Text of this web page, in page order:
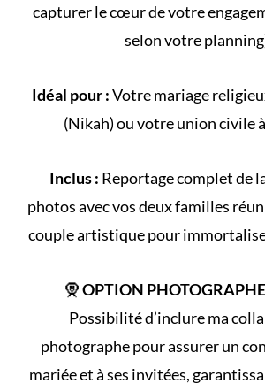
capturer le cœur de votre
selon votreplanning
Idéal pour :Votremariage
(Nikah) ou votreunion civile
Inclus : Reportage complet de
photos avec vos deux familles
couple artistique pour
🧕OPTION
Possibilité d’inclure ma
photographe pour assurer un
mariée et à ses invitées,